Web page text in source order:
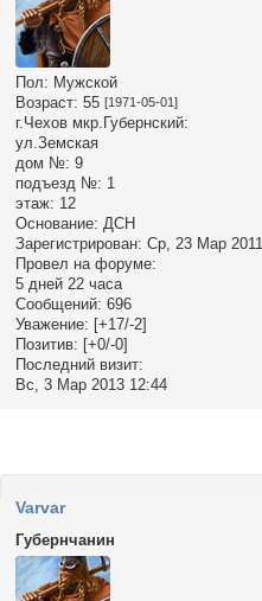
Пол: Мужской
Возраст: 55 [1971-05-01]
г.Чехов мкр.Губернский:
ул.Земская
дом №: 9
подъезд №: 1
этаж: 12
Основание: ДСН
Зарегистрирован: Ср, 23 Мар 2011
Провел на форуме:
5 дней 22 часа
Сообщений: 696
Уважение: [+17/-2]
Позитив: [+0/-0]
Последний визит:
Вс, 3 Мар 2013 12:44
Varvar
Губернчанин